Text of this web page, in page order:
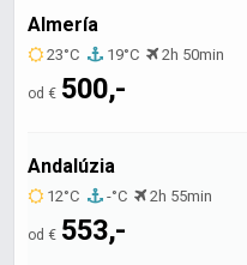
Almería
23°C 19°C 2h 50min
od € 500,-
Andalúzia
12°C -°C 2h 55min
od € 553,-